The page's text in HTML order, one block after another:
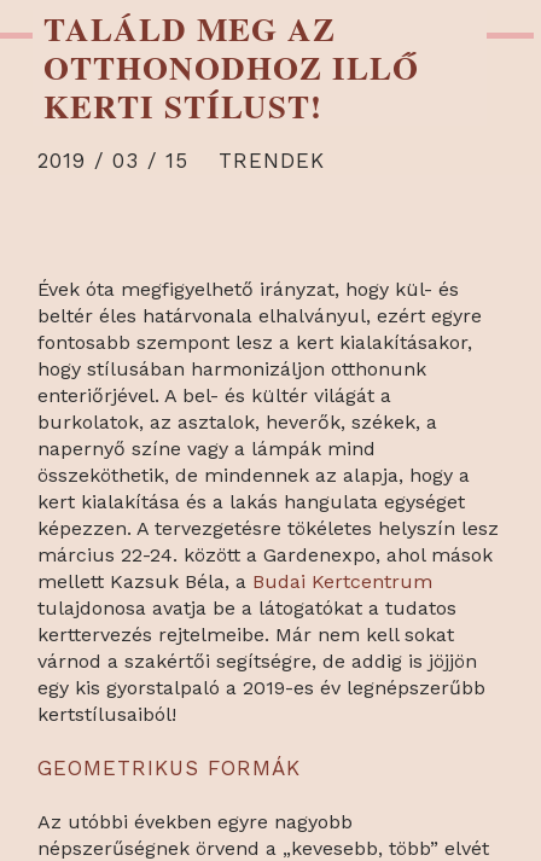
TALÁLD MEG AZ
OTTHONODHOZ ILLŐ
KERTI STÍLUST!
2019 / 03 / 15 TRENDEK
Évek óta megfigyelhető irányzat, hogy kül- és
beltér éles határvonala elhalványul, ezért egyre
fontosabb szempont lesz a kert kialakításakor,
hogy stílusában harmonizáljon otthonunk
enteriőrjével. A bel- és kültér világát a
burkolatok, az asztalok, heverők, székek, a
napernyő színe vagy a lámpák mind
összeköthetik, de mindennek az alapja, hogy a
kert kialakítása és a lakás hangulata egységet
képezzen. A tervezgetésre tökéletes helyszín lesz
március 22-24. között a Gardenexpo, ahol mások
mellett Kazsuk Béla, a Budai Kertcentrum
tulajdonosa avatja be a látogatókat a tudatos
kerttervezés rejtelmeibe. Már nem kell sokat
várnod a szakértői segítségre, de addig is jöjjön
egy kis gyorstalpaló a 2019-es év legnépszerűbb
kertstílusaiból!
GEOMETRIKUS FORMÁK
Az utóbbi években egyre nagyobb
népszerűségnek örvend a „kevesebb, több” elvét